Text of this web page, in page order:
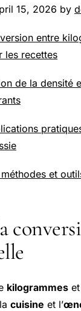
15, 2026 by
entre
les recettes
de la densité
et
kilogrammes et
cuisine et l’